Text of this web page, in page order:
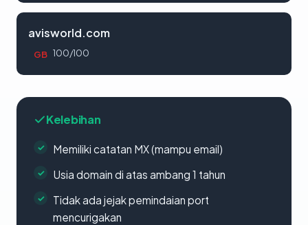
avisworld.com
GB 100/100
Kelebihan
Memiliki catatan MX (mampu email)
Usia domain di atas ambang 1 tahun
Tidak ada jejak pemindaian port
mencurigakan